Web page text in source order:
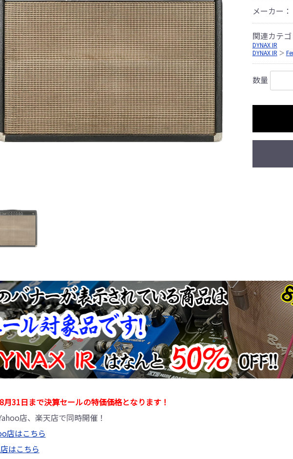
メーカー：
関連カテゴ
DYNAX IR
DYNAX IR ＞
数量
月31日まで決算セールの特価価格となります！
店、楽天店で同時開催！
店はこちら
はこちら